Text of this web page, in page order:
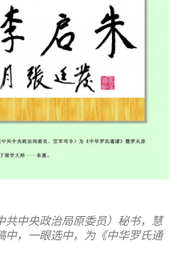
共中央政治局原委员）秘书，慧
中，一眼选中，为《中华罗氏通